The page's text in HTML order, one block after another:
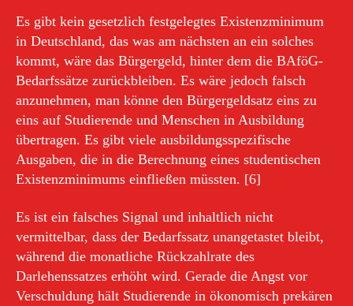
Es gibt kein gesetzlich festgelegtes Existenzminimum
in Deutschland, das was am nächsten an ein solches
kommt, wäre das Bürgergeld, hinter dem die BAföG-
Bedarfssätze zurückbleiben. Es wäre jedoch falsch
anzunehmen, man könne den Bürgergeldsatz eins zu
eins auf Studierende und Menschen in Ausbildung
übertragen. Es gibt viele ausbildungsspezifische
Ausgaben, die in die Berechnung eines studentischen
Existenzminimums einfließen müssten. [6]
Es ist ein falsches Signal und inhaltlich nicht
vermittelbar, dass der Bedarfssatz unangetastet bleibt,
während die monatliche Rückzahlrate des
Darlehenssatzes erhöht wird. Gerade die Angst vor
Verschuldung hält Studierende in ökonomisch prekären